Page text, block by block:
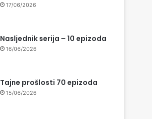
17/06/2026
Nasljednik serija – 10 epizoda
16/06/2026
Tajne prošlosti 70 epizoda
15/06/2026